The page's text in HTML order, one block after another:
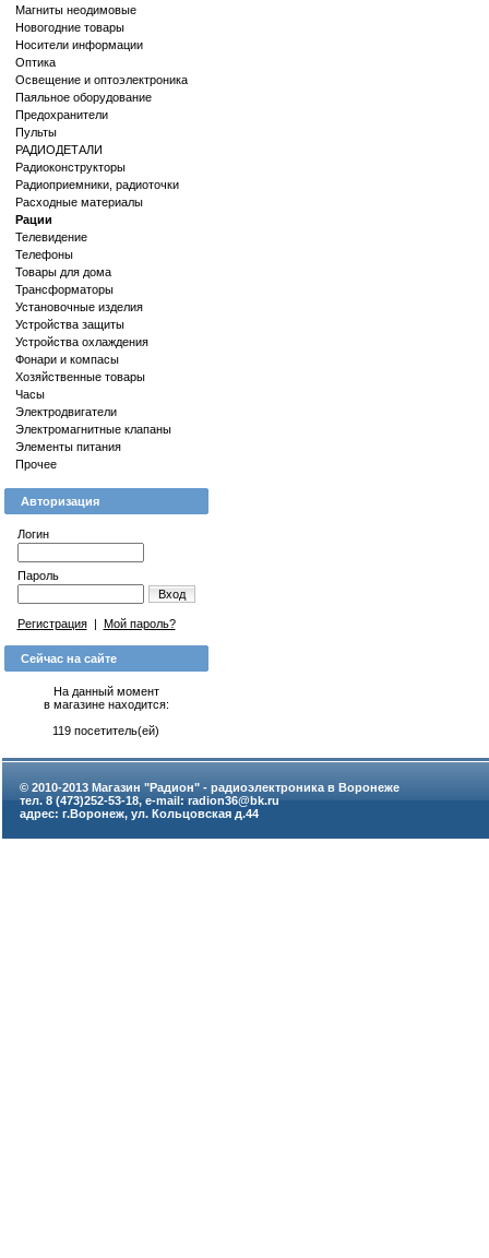
Магниты неодимовые
Новогодние товары
Носители информации
Оптика
Освещение и оптоэлектроника
Паяльное оборудование
Предохранители
Пульты
РАДИОДЕТАЛИ
Радиоконструкторы
Радиоприемники, радиоточки
Расходные материалы
Рации
Телевидение
Телефоны
Товары для дома
Трансформаторы
Установочные изделия
Устройства защиты
Устройства охлаждения
Фонари и компасы
Хозяйственные товары
Часы
Электродвигатели
Электромагнитные клапаны
Элементы питания
Прочее
Авторизация
Логин
Пароль
Вход
Регистрация| Мой пароль?
Сейчас на сайте
На данный момент
в магазине находится:
119 посетитель(ей)
© 2010-2013 Магазин "Радион" - радиоэлектроника в Воронеже
тел. 8 (473)252-53-18, e-mail: radion36@bk.ru
адрес: г.Воронеж, ул. Кольцовская д.44